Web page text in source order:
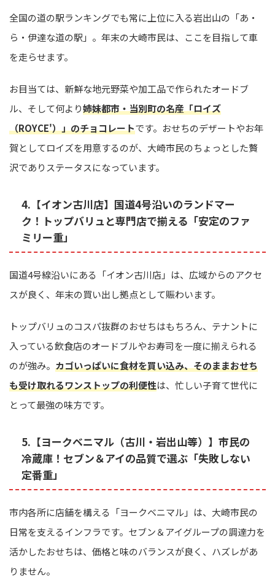
全国の道の駅ランキングでも常に上位に入る岩出山の「あ・
ら・伊達な道の駅」。年末の大崎市民は、ここを目指して車
を走らせます。
お目当ては、新鮮な地元野菜や加工品で作られたオードブ
ル、そして何より姉妹都市・当別町の名産「ロイズ
（ROYCE'）」のチョコレートです。おせちのデザートやお年
賀としてロイズを用意するのが、大崎市民のちょっとした贅
沢でありステータスになっています。
4.【イオン古川店】国道4号沿いのランドマー
ク！トップバリュと専門店で揃える「安定のファ
ミリー重」
国道4号線沿いにある「イオン古川店」は、広域からのアクセ
スが良く、年末の買い出し拠点として賑わいます。
トップバリュのコスパ抜群のおせちはもちろん、テナントに
入っている飲食店のオードブルやお寿司を一度に揃えられる
のが強み。 カゴいっぱいに食材を買い込み、そのままおせち
も受け取れるワンストップの利便性は、忙しい子育て世代に
とって最強の味方です。
5.【ヨークベニマル（古川・岩出山等）】市民の
冷蔵庫！セブン＆アイの品質で選ぶ「失敗しない
定番重」
市内各所に店舗を構える「ヨークベニマル」は、大崎市民の
日常を支えるインフラです。セブン＆アイグループの調達力を
活かしたおせちは、価格と味のバランスが良く、ハズレがあ
りません。